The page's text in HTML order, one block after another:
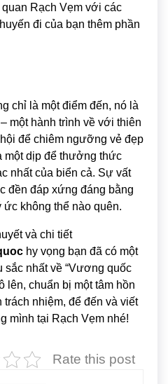
Rạch Vẹm với các
đi của bạn thêm phần
chỉ là một điểm đến, nó là
một hành trình về với thiên
để chiêm ngưỡng vẻ đẹp
một dịp để thưởng thức
nhất của biển cả. Sự vất
đền đáp xứng đáng bằng
không thể nào quên.
và chi tiết
hy vọng bạn đã có một
sắc nhất về “Vương quốc
lên, chuẩn bị một tâm hồn
trách nhiệm, để đến và viết
mình tại Rạch Vẹm nhé!
Rate this post